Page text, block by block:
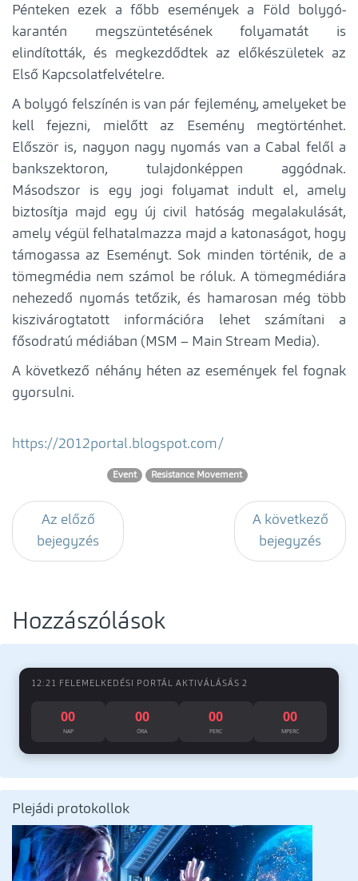
Pénteken ezek a főbb események a Föld bolygó-
karantén megszüntetésének folyamatát is
elindították, és megkezdődtek az előkészületek az
Első Kapcsolatfelvételre.
A bolygó felszínén is van pár fejlemény, amelyeket be
kell fejezni, mielőtt az Esemény megtörténhet.
Először is, nagyon nagy nyomás van a Cabal felől a
bankszektoron, tulajdonképpen aggódnak.
Másodszor is egy jogi folyamat indult el, amely
biztosítja majd egy új civil hatóság megalakulását,
amely végül felhatalmazza majd a katonaságot, hogy
támogassa az Eseményt. Sok minden történik, de a
tömegmédia nem számol be róluk. A tömegmédiára
nehezedő nyomás tetőzik, és hamarosan még több
kiszivárogtatott információra lehet számítani a
fősodratú médiában (MSM – Main Stream Media).
A következő néhány héten az események fel fognak
gyorsulni.
https://2012portal.blogspot.com/
Event Resistance Movement
Az előző
bejegyzés
A következő
bejegyzés
Hozzászólások
12:21 FELEMELKEDÉSI PORTÁL AKTIVÁLÁSÁS 2
00
NAP
00
ÓRA
00
PERC
00
MPERC
Plejádi protokollok